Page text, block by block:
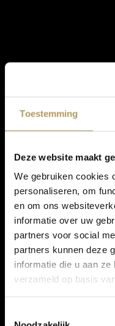
Toestemming
Deze website maakt
We gebruiken cookies
personaliseren, om
en om ons
informatie over uw
partners voor social
partners kunnen deze
informatie die u aan
verzameld op basis